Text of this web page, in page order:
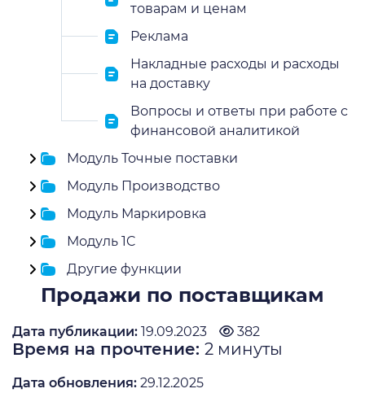
товарам и ценам
Реклама
Накладные расходы и расходы
на доставку
Вопросы и ответы при работе с
финансовой аналитикой
Модуль Точные поставки
Модуль Производство
Модуль Маркировка
Модуль 1C
Другие функции
Продажи по поставщикам
Дата публикации: 19.09.2023 382
Время на прочтение: 2 минуты
Дата обновления: 29.12.2025